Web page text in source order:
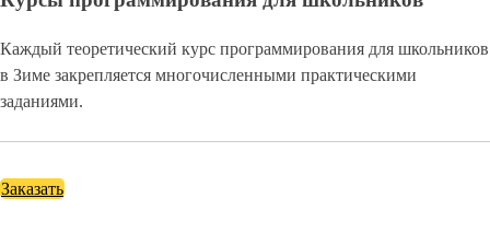
Каждый теоретический курс программирования для школьников
в Зиме закрепляется многочисленными практическими
заданиями.
Заказать